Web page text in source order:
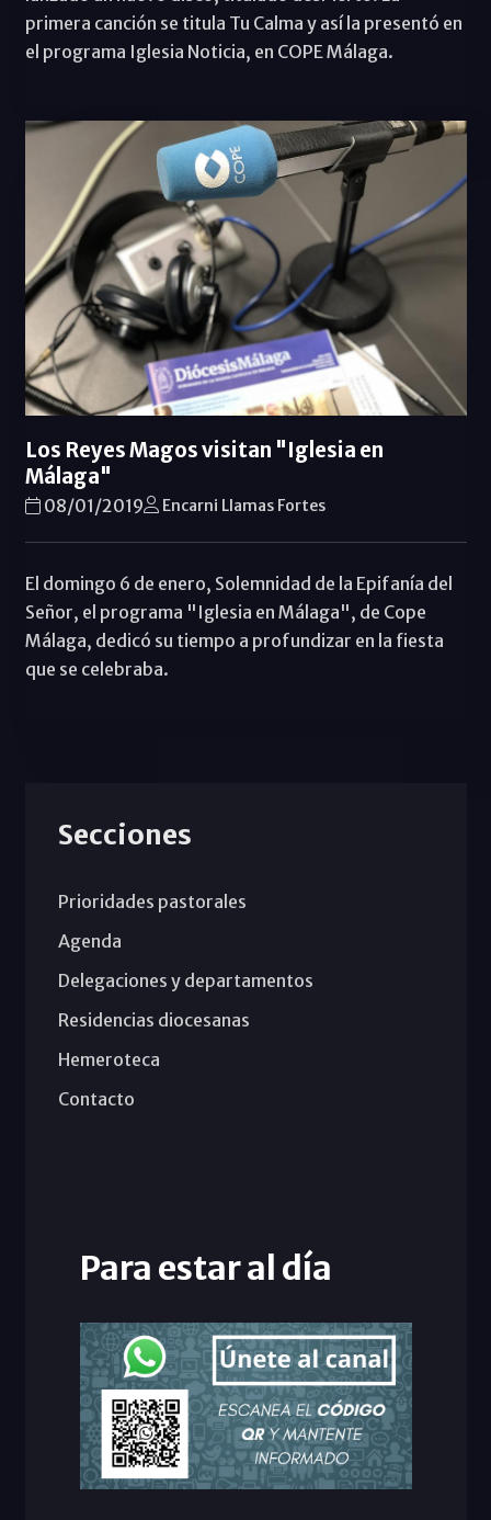
primera canción se titula Tu Calma y así la presentó en
el programa Iglesia Noticia, en COPE Málaga.
Los Reyes Magos visitan "Iglesia en
Málaga"
08/01/2019 Encarni Llamas Fortes
El domingo 6 de enero, Solemnidad de la Epifanía del
Señor, el programa "Iglesia en Málaga", de Cope
Málaga, dedicó su tiempo a profundizar en la fiesta
que se celebraba.
Secciones
Prioridades pastorales
Agenda
Delegaciones y departamentos
Residencias diocesanas
Hemeroteca
Contacto
Para estar al día